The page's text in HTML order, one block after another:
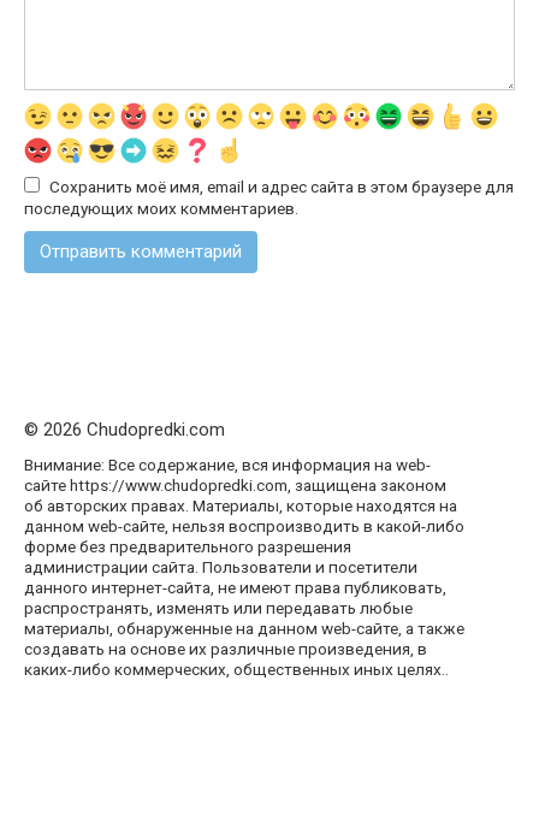
Сохранить моё имя, email и адрес сайта в этом браузере для
последующих моих комментариев.
© 2026 Chudopredki.com
Внимание: Все содержание, вся информация на web-
сайте https://www.chudopredki.com, защищена законом
об авторских правах. Материалы, которые находятся на
данном web-сайте, нельзя воспроизводить в какой-либо
форме без предварительного разрешения
администрации сайта. Пользователи и посетители
данного интернет-сайта, не имеют права публиковать,
распространять, изменять или передавать любые
материалы, обнаруженные на данном web-сайте, а также
создавать на основе их различные произведения, в
каких-либо коммерческих, общественных иных целях..